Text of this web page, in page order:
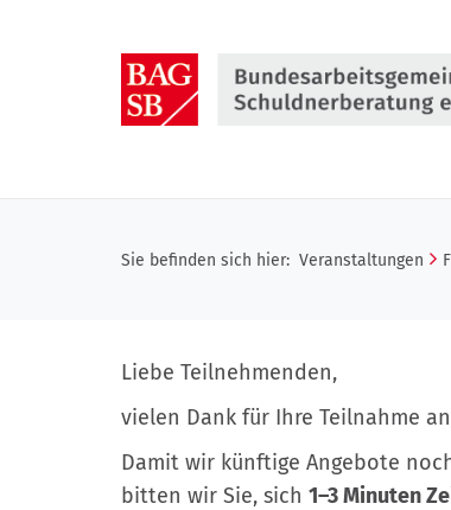
Sie befinden sich hier: Veranstaltungen
Liebe Teilnehmenden,
vielen Dank für Ihre Teilnahme
Damit wir künftige Angebote
bitten wir Sie, sich 1–3 Minuten